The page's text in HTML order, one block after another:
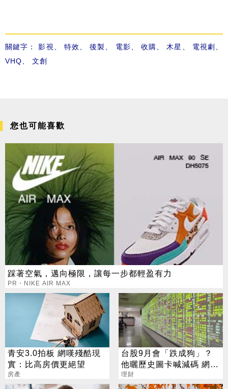
關鍵字：影視 特效 、後製 電影 收購 木星 電視劇
VHQ
文創
您也可能喜歡
踩著空氣，邁向極限，讓每一步都輕盈有力
PR・NIKE AIR MAX
青安3.0拍板 網嘆殘酷現
實：比高房價更絕望
房產
台股9月會「跌成狗」？
他曬歷史圖卡喊減碼 網看
法兩極
理財